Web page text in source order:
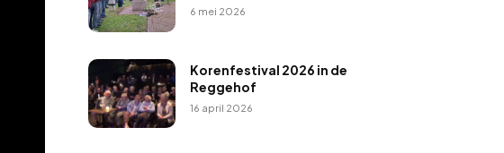
6 mei 2026
Korenfestival 2026 in de
Reggehof
16 april 2026